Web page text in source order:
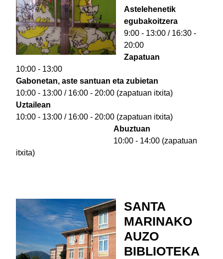
Astelehenetik
egubakoitzera
9:00 - 13:00 / 16:30 -
20:00
Zapatuan
10:00 - 13:00
Gabonetan, aste santuan eta zubietan
10:00 - 13:00 / 16:00 - 20:00 (zapatuan itxita)
Uztailean
10:00 - 13:00 / 16:00 - 20:00 (zapatuan itxita)
Abuztuan
10:00 - 14:00 (zapatuan
itxita)
SANTA
MARINAKO
AUZO
BIBLIOTEKA